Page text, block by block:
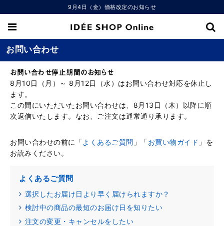
9月4日（金）価格改定のお知らせ
お問い合わせ
お問い合わせ停止期間のお知らせ
8月10日（月）～ 8月12日（水）はお問い合わせ対応を休止し
ます。
この間にいただいたお問い合わせは、8月13日（木）以降に順
次返信いたします。なお、ご注文は通常通り承ります。
お問い合わせの前に「よくあるご質問 」「お買い物ガイド 」を
お読みください。
よくあるご質問
選択したお届け日より早く届けられますか？
検討中の商品の最短のお届け日を知りたい
注文の変更・キャンセルをしたい